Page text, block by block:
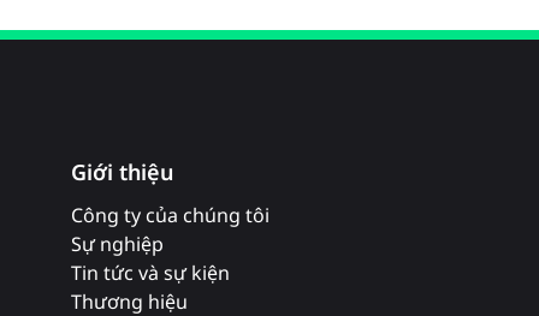
Giới thiệu
Công ty của chúng tôi
Sự nghiệp
Tin tức và sự kiện
Thương hiệu